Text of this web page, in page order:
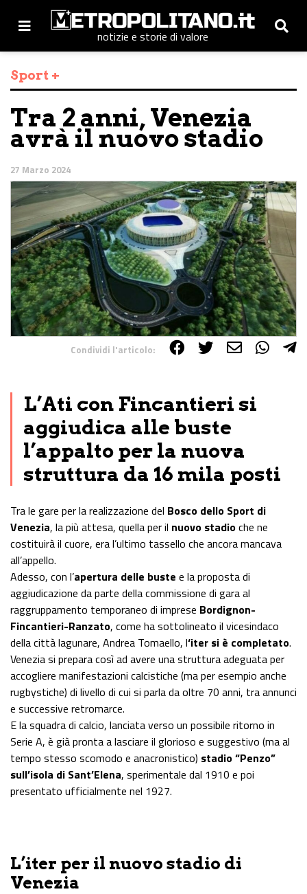
notizie e storie di valore
Sport +
Tra 2 anni, Venezia
avrà il nuovo stadio
27 Marzo 2024
Condividi l'articolo:
L’Ati con Fincantieri si
aggiudica alle buste
l’appalto per la nuova
struttura da 16 mila posti
Tra le gare per la realizzazione del Bosco dello Sport di
Venezia, la più attesa, quella per il nuovo stadioche ne
costituirà il cuore, era l’ultimo tassello che ancora mancava
all’appello.
Adesso, con l’apertura delle buste e la proposta di
aggiudicazione da parte della commissione di gara al
raggruppamento temporaneo di imprese Bordignon-
Fincantieri-Ranzato, come ha sottolineato il vicesindaco
della città lagunare, Andrea Tomaello, l‘iter si è completato.
Venezia si prepara così ad avere una struttura adeguata per
accogliere manifestazioni calcistiche (ma per esempio anche
rugbystiche) di livello di cui si parla da oltre 70 anni, tra annunci
e successive retromarce.
E la squadra di calcio, lanciata verso un possibile ritorno in
Serie A, è già pronta a lasciare il glorioso e suggestivo (ma al
tempo stesso scomodo e anacronistico) stadio “Penzo”
sull’isola di Sant’Elena, sperimentale dal 1910 e poi
presentato ufficialmente nel 1927.
L’iter per il nuovo stadio di
Venezia